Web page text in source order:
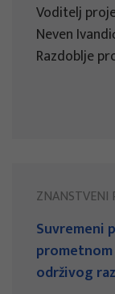
Voditelj
Neven
Razdoblje
ZNANSTVENI
Suvremeni
prometnom
održivog